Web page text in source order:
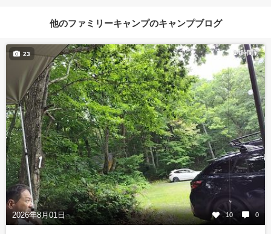
他のファミリーキャンプのキャンプブログ
14時間前
2026年8月01日 10 0
23